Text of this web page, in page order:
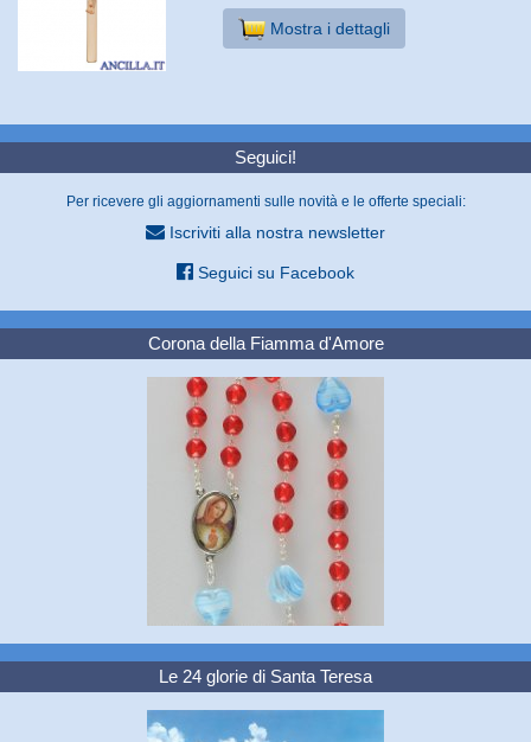
Mostra i dettagli
Seguici!
Per ricevere gli aggiornamenti sulle novità e le offerte speciali:
Iscriviti alla nostra newsletter
Seguici su Facebook
Corona della Fiamma d'Amore
Le 24 glorie di Santa Teresa